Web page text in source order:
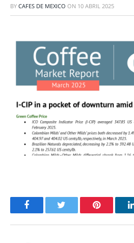
BY CAFES DE MEXICO ON 10 ABRIL 2025
Facebook Pinterest